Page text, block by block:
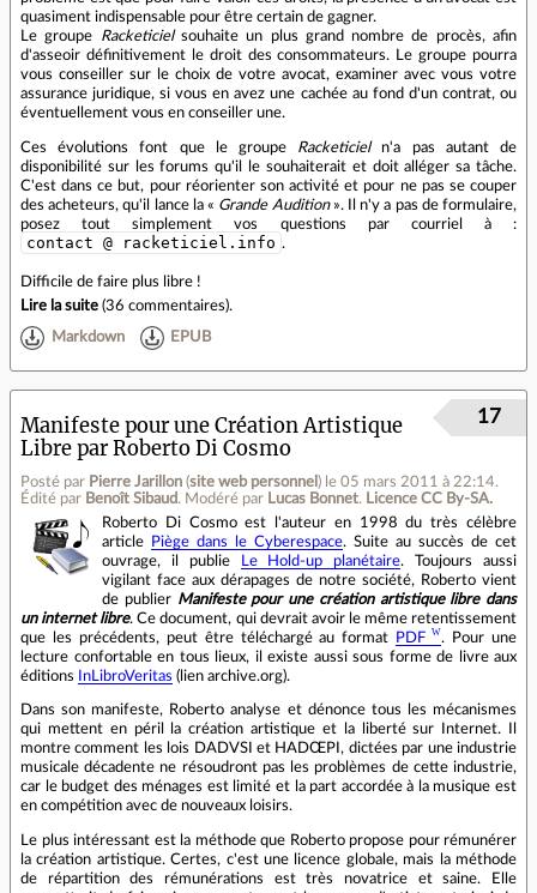
quasiment indispensable pour être certain de gagner.
Le groupe
Racketicielsouhaite un plus grand nombre de procès, afin
d'asseoir définitivement le droit des consommateurs. Le groupe pourra
vous conseiller sur le choix de votre avocat, examiner avec vous votre
assurance juridique, si vous en avez une cachée au fond d'un contrat, ou
éventuellement vous en conseiller une.
Ces évolutions font que le groupe Racketicieln'a pas autant de
disponibilité sur les forums qu'il le souhaiterait et doit alléger sa tâche.
C'est dans ce but, pour réorienter son activité et pour ne pas se couper
des acheteurs, qu'il lance la « Grande Audition». Il n'y a pas de formulaire,
posez tout simplement vos questions par courriel à :
contact @ racketiciel.info .
Difficile de faire plus libre !
Lire la suite (36 commentaires).
Markdown EPUB
Manifeste pour une Création Artistique
Libre par Roberto Di Cosmo
Posté par Pierre Jarillon (site web personnel ) le 05 mars 2011 à 22:14.
Édité par Benoît Sibaud. Modéré par Lucas Bonnet. Licence CC By‑SA.
17
Roberto Di Cosmo est l'auteur en 1998 du très célèbre
article
Piège dans le Cyberespace. Suite au succès de cet
ouvrage, il publie
Le Hold-up planétaire. Toujours aussi
vigilant face aux dérapages de notre société, Roberto vient
de publier Manifeste pour une création artistique libre dans
un internet libre. Ce document, qui devrait avoir le même retentissement
que les précédents, peut être téléchargé au format
PDF
. Pour une
lecture confortable en tous lieux, il existe aussi sous forme de livre aux
éditions
InLibroVeritas (lien archive.org).
Dans son manifeste, Roberto analyse et dénonce tous les mécanismes
qui mettent en péril la création artistique et la liberté sur Internet. Il
montre comment les lois DADVSI et HADŒPI, dictées par une industrie
musicale décadente ne résoudront pas les problèmes de cette industrie,
car le budget des ménages est limité et la part accordée à la musique est
en compétition avec de nouveaux loisirs.
Le plus intéressant est la méthode que Roberto propose pour rémunérer
la création artistique. Certes, c'est une licence globale, mais la méthode
de répartition des rémunérations est très novatrice et saine. Elle